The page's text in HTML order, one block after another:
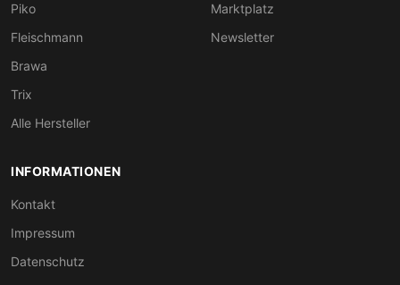
Piko
Fleischmann
Brawa
Trix
Alle Hersteller
Marktplatz
Newsletter
INFORMATIONEN
Kontakt
Impressum
Datenschutz